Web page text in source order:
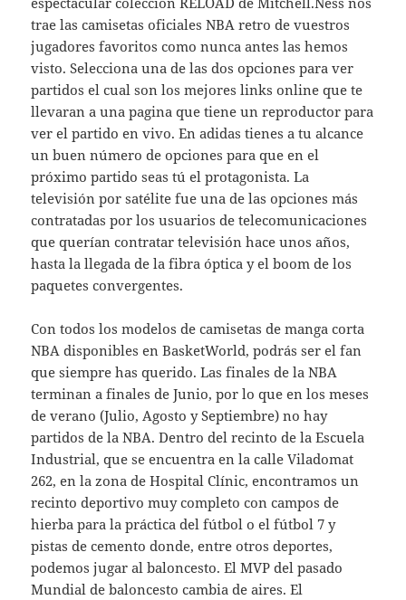
trae las camisetas oficiales NBA retro de vuestros
jugadores favoritos como nunca antes las hemos
visto. Selecciona una de las dos opciones para ver
partidos el cual son los mejores links online que te
llevaran a una pagina que tiene un reproductor para
ver el partido en vivo. En adidas tienes a tu alcance
un buen número de opciones para que en el
próximo partido seas tú el protagonista. La
televisión por satélite fue una de las opciones más
contratadas por los usuarios de telecomunicaciones
que querían contratar televisión hace unos años,
hasta la llegada de la fibra óptica y el boom de los
paquetes convergentes.
Con todos los modelos de camisetas de manga corta
NBA disponibles en BasketWorld, podrás ser el fan
que siempre has querido. Las finales de la NBA
terminan a finales de Junio, por lo que en los meses
de verano (Julio, Agosto y Septiembre) no hay
partidos de la NBA. Dentro del recinto de la Escuela
Industrial, que se encuentra en la calle Viladomat
262, en la zona de Hospital Clínic, encontramos un
recinto deportivo muy completo con campos de
hierba para la práctica del fútbol o el fútbol 7 y
pistas de cemento donde, entre otros deportes,
podemos jugar al baloncesto. El MVP del pasado
Mundial de baloncesto cambia de aires. El